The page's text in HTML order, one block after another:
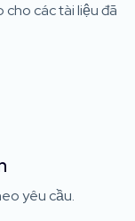
các tài liệu đã
yêu cầu.